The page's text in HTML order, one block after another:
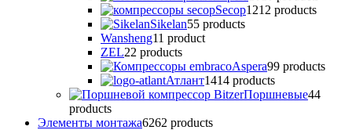
Secop1212 products
Sikelan55 products
Wansheng11 product
ZEL22 products
Аspera99 products
Атлант1414 products
Поршневые44
products
Элементы монтажа6262 products